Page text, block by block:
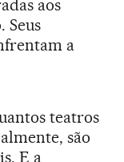
aos
Seus
a
teatros
são
E a